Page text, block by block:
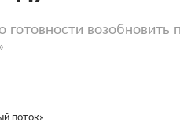
возобновить
поток»